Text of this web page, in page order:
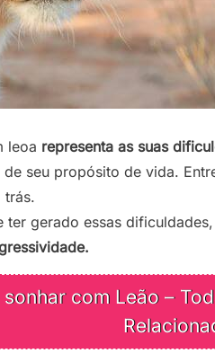
leoa representa as suas
seu propósito de vida.
trás.
gerado essas
com Leão –